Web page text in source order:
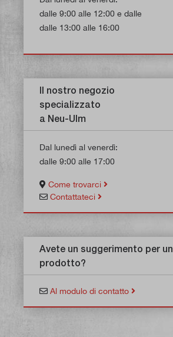
dalle 9:00 alle 12:00 e dalle
dalle 13:00 alle 16:00
Il nostro negozio
specializzato
a Neu-Ulm
Dal lunedì al venerdì:
dalle 9:00 alle 17:00
Come trovarci
Contattateci
Avete un suggerimento per un
prodotto?
Al modulo di contatto